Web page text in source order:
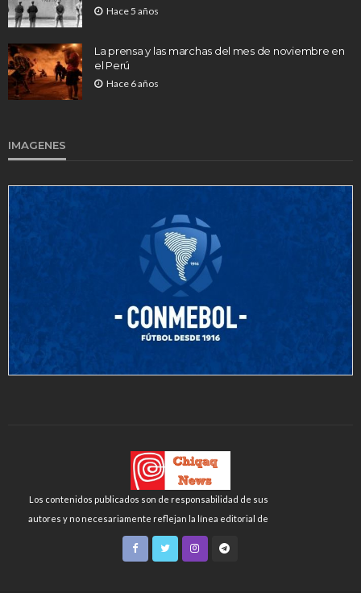
Hace 5 años
La prensa y las marchas del mes de noviembre en
el Perú
Hace 6 años
IMAGENES
Los contenidos publicados son de responsabilidad de sus
autores y no necesariamente reflejan la línea editorial de
Chiqaq News o de la FLCH-UNMSM.